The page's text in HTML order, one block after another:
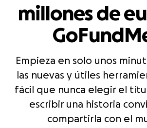
millones de
Empieza en solo unos
las nuevas y útiles
fácil que nunca elegir el
escribir una historia
compartirla con el